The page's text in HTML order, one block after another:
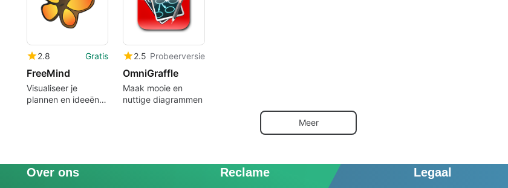
2.8 Gratis
FreeMind
Visualiseer je
plannen en ideeën
2.5 Probeerversie
OmniGraffle
Maak mooie en
nuttige diagrammen
Meer
Over ons Reclame Legaal